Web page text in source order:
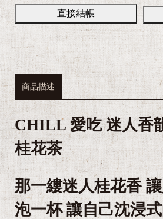
直接結帳
商品描述
CHILL 愛吃 迷人香
桂花茶
那一縷迷人桂花香
泡一杯 讓自己沈浸